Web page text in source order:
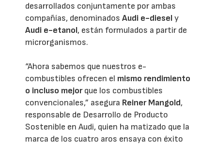
desarrollados conjuntamente por ambas
compañías, denominadosAudi e-diesely
Audi e-etanol, están formulados a partir de
microrganismos.
“Ahora sabemos que nuestros e-
combustibles ofrecen el mismo rendimiento
o incluso mejorque los combustibles
convencionales,” asegura Reiner Mangold,
responsable de Desarrollo de Producto
Sostenible en Audi, quien ha matizado que la
marca de los cuatro aros ensaya con éxito